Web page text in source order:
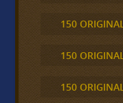
150
150
150